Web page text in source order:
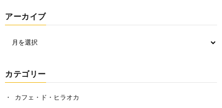
アーカイブ
カテゴリー
カフェ・ド・ヒラオカ